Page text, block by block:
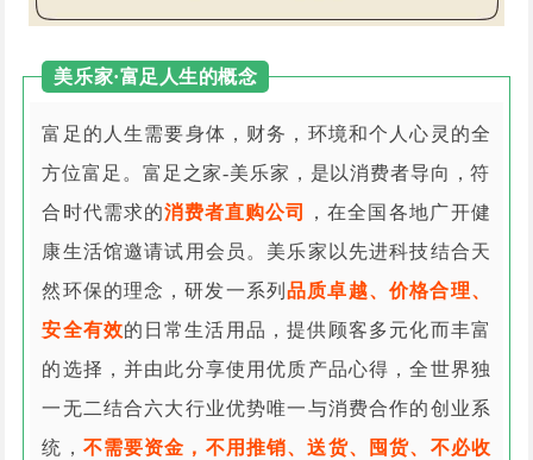
美乐家·富足人生的概念
富足的人生需要身体，财务，环境和个人心灵的全
方位富足。富足之家-美乐家，是以消费者导向，符
合时代需求的消费者直购公司
，在全国各地广开健
康生活馆邀请试用会员。美乐家以先进科技结合天
然环保的理念，研发一系列 品质卓越、价格合理、
安全有效的日常生活用品，提供顾客多元化而丰富
的选择，并由此分享使用优质产品心得，全世界独
一无二结合六大行业优势唯一与消费合作的创业系
统， 不需要资金，不用推销、送货、囤货、不必收